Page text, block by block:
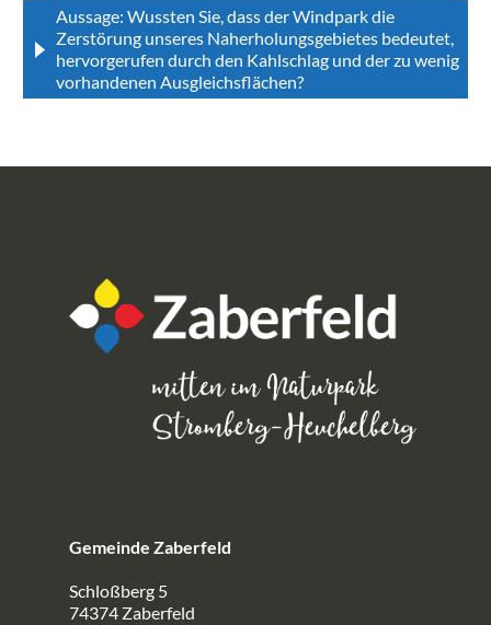
Aussage: Wussten Sie, dass der Windpark die
Zerstörung unseres Naherholungsgebietes bedeutet,
hervorgerufen durch den Kahlschlag und der zu wenig
vorhandenen Ausgleichsflächen?
Gemeinde Zaberfeld
Schloßberg 5
74374 Zaberfeld